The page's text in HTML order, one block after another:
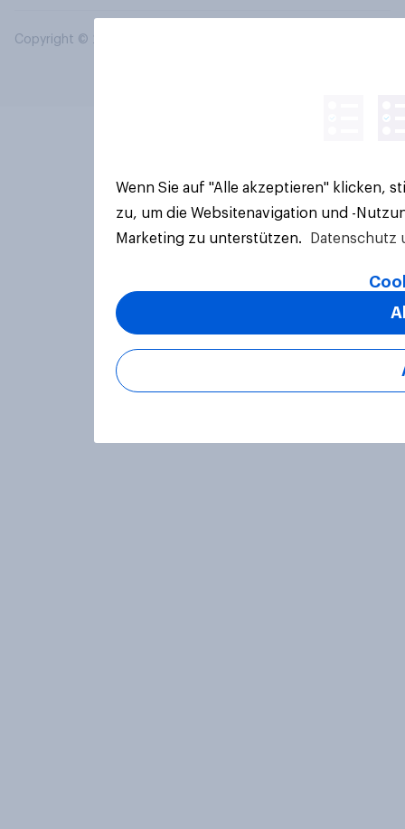
Copyright © 2026 YouGov PLC. Alle Rechte vorbehalten.
Wenn Sie auf "Alle akzeptieren" klicken,
zu, um die Websitenavigation und -
Marketing zu unterstützen.
Datenschutz